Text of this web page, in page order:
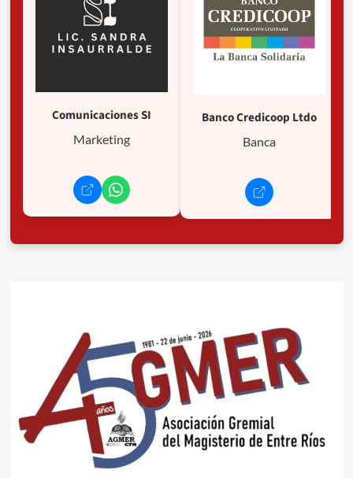
Comunicaciones SI
Marketing
Banco Credicoop Ltdo
Banca